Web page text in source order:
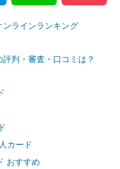
ンラインランキング
判・審査・口コミは？
カード
おすすめ